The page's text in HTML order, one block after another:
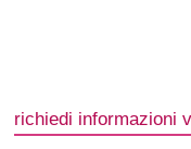
richiedi informazioni